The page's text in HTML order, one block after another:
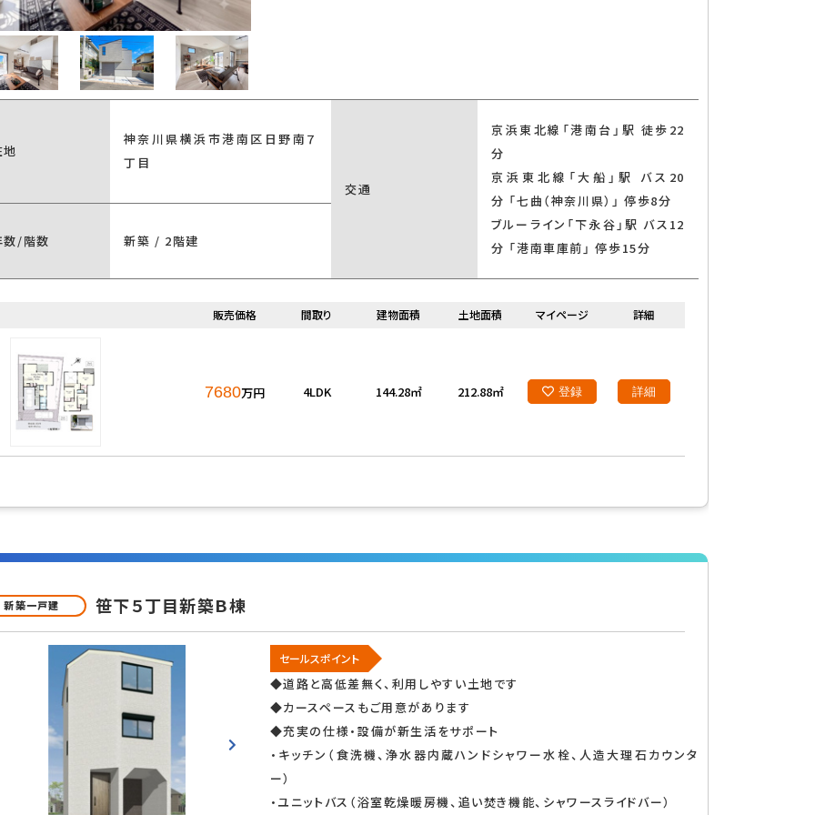
神奈川県横浜市港南区日野南７
丁目
交通
京浜東北線「港南台」駅 徒歩22
分
京浜東北線「大船」駅 バス20
分 「七曲（神奈川県）」 停歩8分
ブルーライン「下永谷」駅 バス12
分 「港南車庫前」 停歩15分
数/階数 新築 / 2階建
販売価格 間取り 建物面積 土地面積 マイページ 詳細
7680万円 4LDK 144.28㎡ 212.88㎡ 登録 詳細
新築一戸建 笹下５丁目新築Ｂ棟
セールスポイント
◆道路と高低差無く、利用しやすい土地です
◆カースペースもご用意があります
◆充実の仕様・設備が新生活をサポート
・キッチン（食洗機、浄水器内蔵ハンドシャワー水栓、人造大理石カウンタ
ー）
・ユニットバス（浴室乾燥暖房機、追い焚き機能、シャワースライドバー）